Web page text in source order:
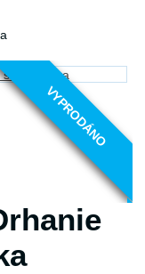
VYPRODÁNO